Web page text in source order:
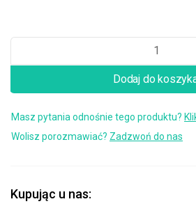
Dodaj do
Masz pytania odnośnie tego produktu?
Wolisz porozmawiać? Zadzwoń do nas
Kupując u nas: